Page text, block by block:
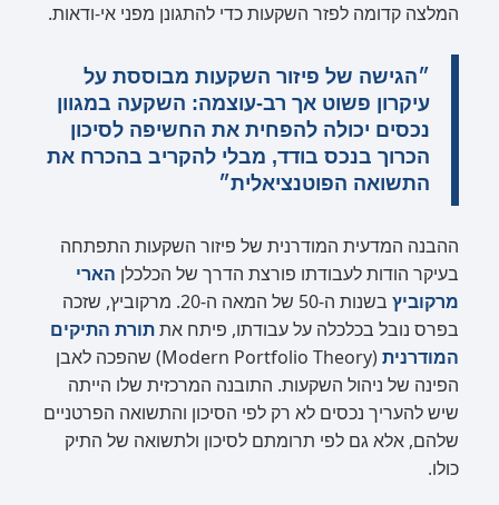
המלצה קדומה לפזר השקעות כדי להתגונן מפני אי-ודאות.
״הגישה של פיזור השקעות מבוססת על
עיקרון פשוט אך רב-עוצמה: השקעה במגוון
נכסים יכולה להפחית את החשיפה לסיכון
הכרוך בנכס בודד, מבלי להקריב בהכרח את
התשואה הפוטנציאלית״
ההבנה המדעית המודרנית של פיזור השקעות התפתחה
בעיקר הודות לעבודתו פורצת הדרך של הכלכלן הארי
מרקוביץ
בשנות ה-50 של המאה ה-20. מרקוביץ, שזכה
בפרס נובל בכלכלה על עבודתו, פיתח אתתורת התיקים
המודרנית
(Modern Portfolio Theory) שהפכה לאבן
הפינה של ניהול השקעות. התובנה המרכזית שלו הייתה
שיש להעריך נכסים לא רק לפי הסיכון והתשואה הפרטניים
שלהם, אלא גם לפי תרומתם לסיכון ולתשואה של התיק
כולו.